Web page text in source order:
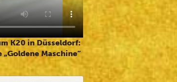
K20 in Düsseldorf:
„Goldene Maschine“